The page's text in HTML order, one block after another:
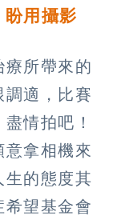
用攝影
所帶來的
適，比賽
情拍吧！
拿相機來
生的態度其
望基金會